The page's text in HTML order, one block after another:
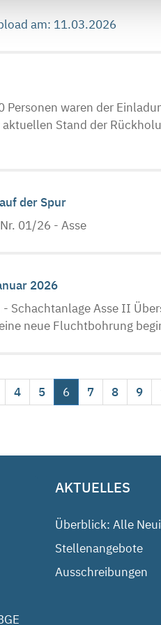
am: 11.03.2026
Personen waren der
Stand der
der Spur
01/26 - Asse
2026
Schachtanlage Asse II
neue Fluchtbohrung
4 5 6 7 8 9
AKTUELLES
Überblick: Alle
Stellenangebote
Ausschreibungen